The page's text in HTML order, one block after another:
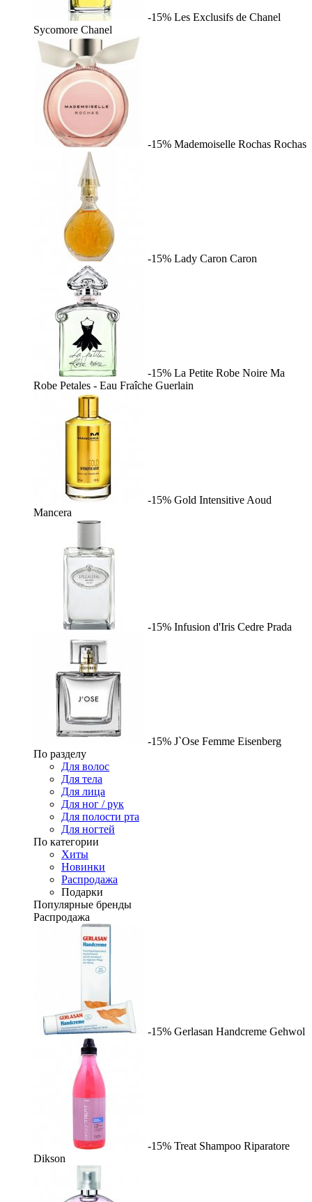
-15% Les Exclusifs de Chanel
Sycomore Chanel
-15% Mademoiselle Rochas Rochas
-15% Lady Caron Caron
-15% La Petite Robe Noire Ma
Robe Petales - Eau Fraîche Guerlain
-15% Gold Intensitive Aoud
Mancera
-15% Infusion d'Iris Cedre Prada
-15% J`Ose Femme Eisenberg
По разделу
Для волос
Для тела
Для лица
Для ног / рук
Для полости рта
Для ногтей
По категории
Хиты
Новинки
Распродажа
Подарки
Популярные бренды
Распродажа
-15% Gerlasan Handcreme Gehwol
-15% Treat Shampoo Riparatore
Dikson